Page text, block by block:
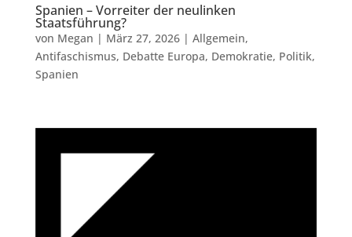
Spanien – Vorreiter der neulinken
Staatsführung?
von Megan | März 27, 2026| Allgemein,
Antifaschismus, Debatte Europa, Demokratie, Politik,
Spanien